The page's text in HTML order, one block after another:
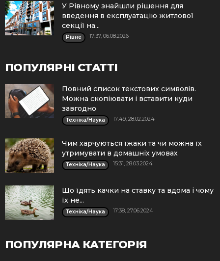
У Рівному знайшли рішення для
введення в експлуатацію житлової
секції на...
Рівне 17:37, 06.08.2026
ПОПУЛЯРНІ СТАТТІ
Повний список текстових символів.
Можна скопіювати і вставити куди
завгодно
Техніка/Наука 17:49, 28.02.2024
Чим харчуються їжаки та чи можна їх
утримувати в домашніх умовах
Техніка/Наука 15:31, 28.03.2024
Що їдять качки на ставку та вдома і чому
їх не...
Техніка/Наука 17:38, 27.06.2024
ПОПУЛЯРНА КАТЕГОРІЯ